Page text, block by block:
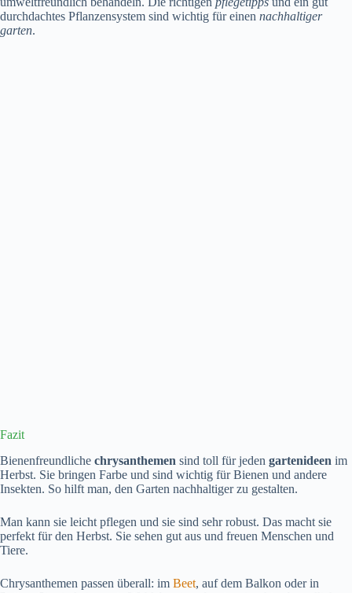
durchdachtes Pflanzensystem sind wichtig für einen nachhaltiger
garten.
Fazit
Bienenfreundliche chrysanthemen sind toll für jeden gartenideen im
Herbst. Sie bringen Farbe und sind wichtig für Bienen und andere
Insekten. So hilft man, den Garten nachhaltiger zu gestalten.
Man kann sie leicht pflegen und sie sind sehr robust. Das macht sie
perfekt für den Herbst. Sie sehen gut aus und freuen Menschen und
Tiere.
Chrysanthemen passen überall: im Beet, auf dem Balkon oder in